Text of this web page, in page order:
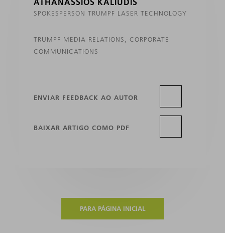
SPOKESPERSON TRUMPF LASER TECHNOLOGY
TRUMPF MEDIA RELATIONS, CORPORATE
COMMUNICATIONS
ENVIAR FEEDBACK AO AUTOR
BAIXAR ARTIGO COMO PDF
PARA PÁGINA INICIAL